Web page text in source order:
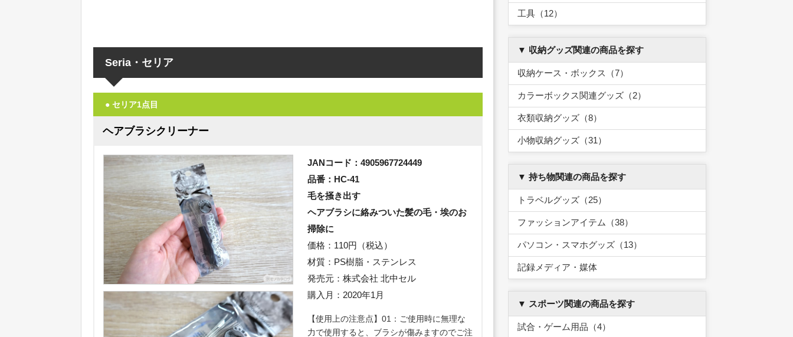
Seria・セリア
● セリア1点目
ヘアブラシクリーナー
JANコード：4905967724449
品番：HC-41
毛を掻き出す
ヘアブラシに絡みついた髪の毛・埃のお
掃除に
価格：110円（税込）
材質：PS樹脂・ステンレス
発売元：株式会社 北中セル
購入月：2020年1月
【使用上の注意点】01：ご使用時に無理な
力で使用すると、ブラシが傷みますのでご注
工具（12）
▼ 収納グッズ関連の商品を探す
収納ケース・ボックス（7）
カラーボックス関連グッズ（2）
衣類収納グッズ（8）
小物収納グッズ（31）
▼ 持ち物関連の商品を探す
トラベルグッズ（25）
ファッションアイテム（38）
パソコン・スマホグッズ（13）
記録メディア・媒体
▼ スポーツ関連の商品を探す
試合・ゲーム用品（4）